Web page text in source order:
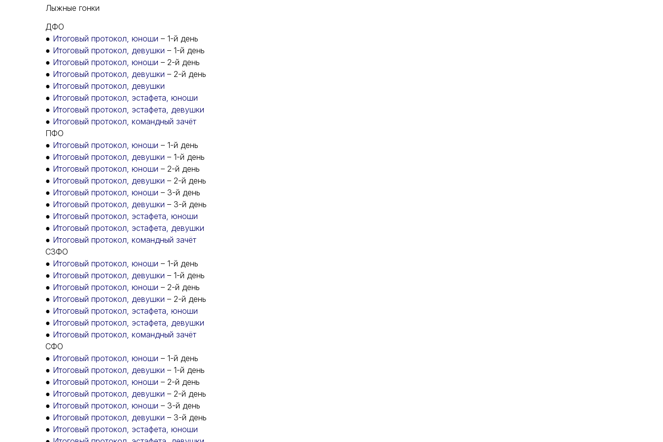
Лыжные гонки
ДФО
● Итоговый протокол, юноши – 1-й день
● Итоговый протокол, девушки – 1-й день
● Итоговый протокол, юноши – 2-й день
● Итоговый протокол, девушки – 2-й день
● Итоговый протокол, девушки
● Итоговый протокол, эстафета, юноши
● Итоговый протокол, эстафета, девушки
● Итоговый протокол, командный зачёт
ПФО
● Итоговый протокол, юноши – 1-й день
● Итоговый протокол, девушки – 1-й день
● Итоговый протокол, юноши – 2-й день
● Итоговый протокол, девушки – 2-й день
● Итоговый протокол, юноши – 3-й день
● Итоговый протокол, девушки – 3-й день
● Итоговый протокол, эстафета, юноши
● Итоговый протокол, эстафета, девушки
● Итоговый протокол, командный зачёт
СЗФО
● Итоговый протокол, юноши – 1-й день
● Итоговый протокол, девушки – 1-й день
● Итоговый протокол, юноши – 2-й день
● Итоговый протокол, девушки – 2-й день
● Итоговый протокол, эстафета, юноши
● Итоговый протокол, эстафета, девушки
● Итоговый протокол, командный зачёт
СФО
● Итоговый протокол, юноши – 1-й день
● Итоговый протокол, девушки – 1-й день
● Итоговый протокол, юноши – 2-й день
● Итоговый протокол, девушки – 2-й день
● Итоговый протокол, юноши – 3-й день
● Итоговый протокол, девушки – 3-й день
● Итоговый протокол, эстафета, юноши